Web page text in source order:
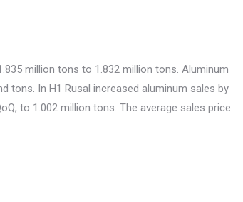
million tons to 1.832 million tons. Aluminum
tons. In H1 Rusal increased aluminum sales by
to 1.002 million tons. The average sales price